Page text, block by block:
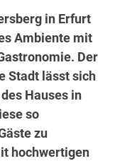
in Erfurt
Ambiente mit
Der
Stadt lässt sich
Hauses in
so
zu
hochwertigen